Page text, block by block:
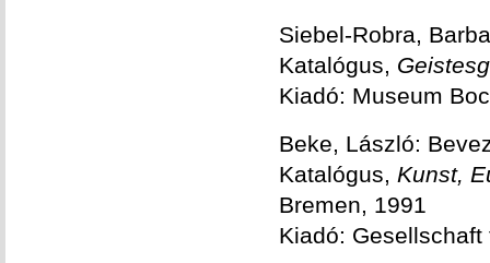
Siebel-Robra,
Katalógus,
Kiadó: Museum
Beke, László:
Katalógus, Kunst,
Bremen, 1991
Kiadó: